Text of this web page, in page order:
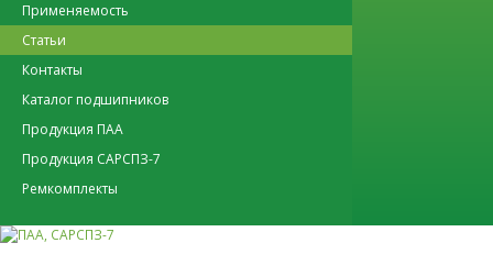
Применяемость
Статьи
Контакты
Каталог подшипников
Продукция ПАА
Продукция САРСПЗ-7
Ремкомплекты